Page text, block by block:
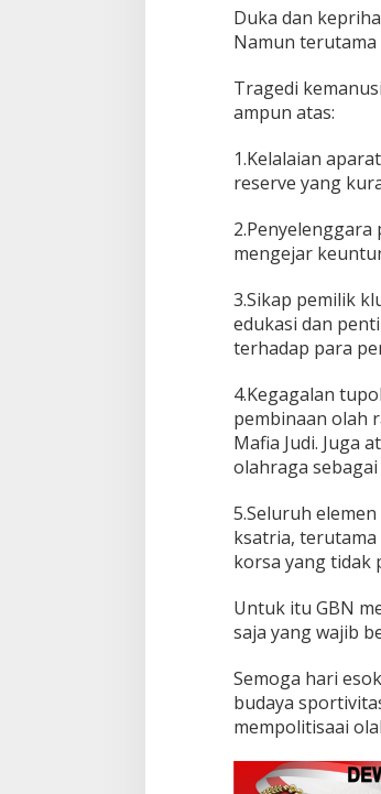
g
a
y
a
2
9
K
r
b
n
e
r
a
d
n
y
K
e
u
u
h
n
d
i
S
a
Duka dan
Namun terutama
Tragedi
ampun atas:
1.Kelalaian
reserve yang
mengejar
3.Sikap pemilik
edukasi dan
terhadap para
4.Kegagalan
pembinaan olah
Mafia Judi. Juga
olahraga
5.Seluruh
ksatria, terutama
korsa yang tidak
Untuk itu GBN
saja yang wajib
Semoga hari
budaya
mempolitisaai